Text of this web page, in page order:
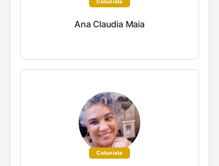
Colunista
Ana Claudia Maia
Colunista